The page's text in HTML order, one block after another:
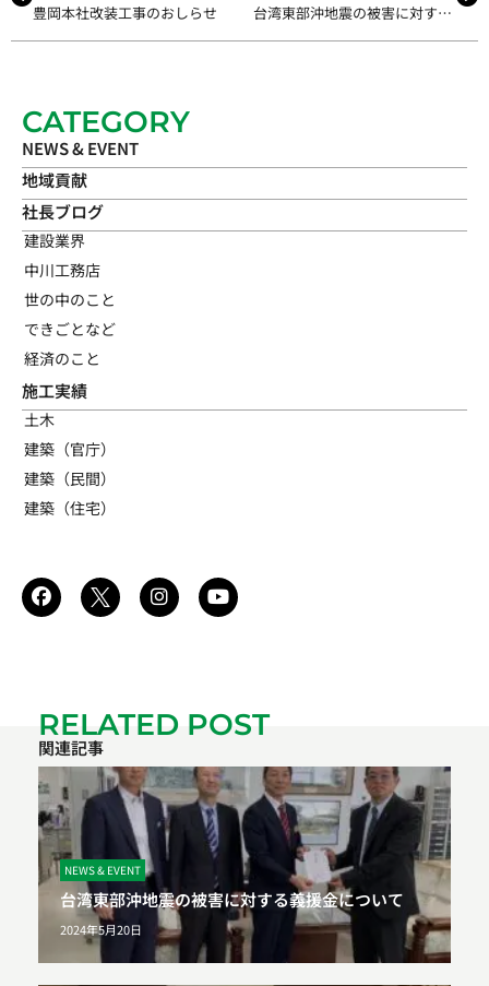
豊岡本社改装工事のおしらせ
台湾東部沖地震の被害に対する義援金について
CATEGORY
NEWS & EVENT
地域貢献
社長ブログ
建設業界
中川工務店
世の中のこと
できごとなど
経済のこと
施工実績
土木
建築（官庁）
建築（民間）
建築（住宅）
RELATED POST
関連記事
NEWS & EVENT
台湾東部沖地震の被害に対する義援金について
2024年5月20日